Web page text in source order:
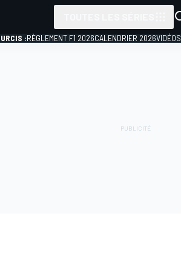
:RÈGLEMENT F1 2026CALENDRIER 2026VIDÉOS